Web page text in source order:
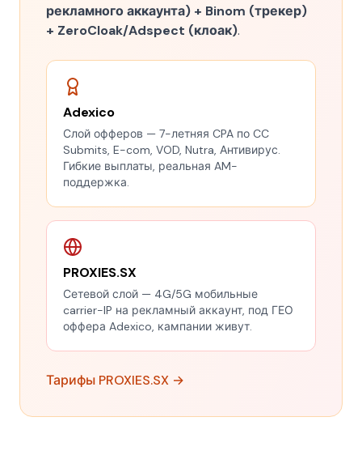
рекламного аккаунта) + Binom (трекер)
+ ZeroCloak/Adspect (клоак).
Adexico
Слой офферов — 7-летняя CPA по CC
Submits, E-com, VOD, Nutra, Антивирус.
Гибкие выплаты, реальная AM-
поддержка.
PROXIES.SX
Сетевой слой — 4G/5G мобильные
carrier-IP на рекламный аккаунт, под ГЕО
оффера Adexico, кампании живут.
Тарифы PROXIES.SX →